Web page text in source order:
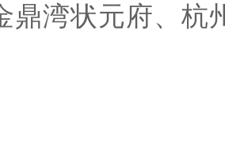
鼎湾状元府、杭